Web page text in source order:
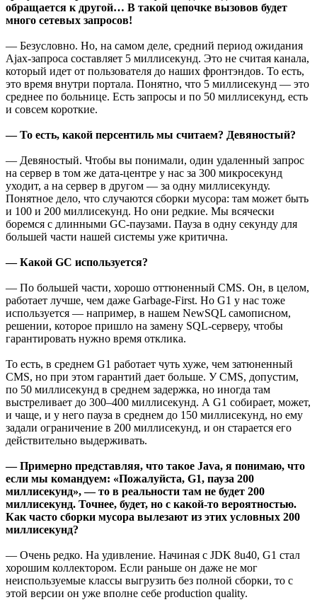
обращается к другой… В такой цепочке вызовов будет
много сетевых запросов!
— Безусловно. Но, на самом деле, средний период ожидания
Ajax-запроса составляет 5 миллисекунд. Это не считая канала,
который идет от пользователя до наших фронтэндов. То есть,
это время внутри портала. Понятно, что 5 миллисекунд — это
среднее по больнице. Есть запросы и по 50 миллисекунд, есть
и совсем короткие.
— То есть, какой персентиль мы считаем? Девяностый?
— Девяностый. Чтобы вы понимали, один удаленный запрос
на сервер в том же дата-центре у нас за 300 микросекунд
уходит, а на сервер в другом — за одну миллисекунду.
Понятное дело, что случаются сборки мусора: там может быть
и 100 и 200 миллисекунд. Но они редкие. Мы всячески
боремся с длинными GC-паузами. Пауза в одну секунду для
большей части нашей системы уже критична.
— Какой GC используется?
— По большей части, хорошо оттюненный CMS. Он, в целом,
работает лучше, чем даже Garbage-First. Но G1 у нас тоже
используется — например, в нашем NewSQL самописном,
решении, которое пришло на замену SQL-серверу, чтобы
гарантировать нужно время отклика.
То есть, в среднем G1 работает чуть хуже, чем затюненный
CMS, но при этом гарантий дает больше. У CMS, допустим,
по 50 миллисекунд в среднем задержка, но иногда там
выстреливает до 300–400 миллисекунд. А G1 собирает, может,
и чаще, и у него пауза в среднем до 150 миллисекунд, но ему
задали ограничение в 200 миллисекунд, и он старается его
действительно выдерживать.
— Примерно представляя, что такое Java, я понимаю, что
если мы командуем: «Пожалуйста, G1, пауза 200
миллисекунд», — то в реальности там не будет 200
миллисекунд. Точнее, будет, но с какой-то вероятностью.
Как часто сборки мусора вылезают из этих условных 200
миллисекунд?
— Очень редко. На удивление. Начиная с JDK 8u40, G1 стал
хорошим коллектором. Если раньше он даже не мог
неиспользуемые классы выгрузить без полной сборки, то с
этой версии он уже вполне себе production quality.